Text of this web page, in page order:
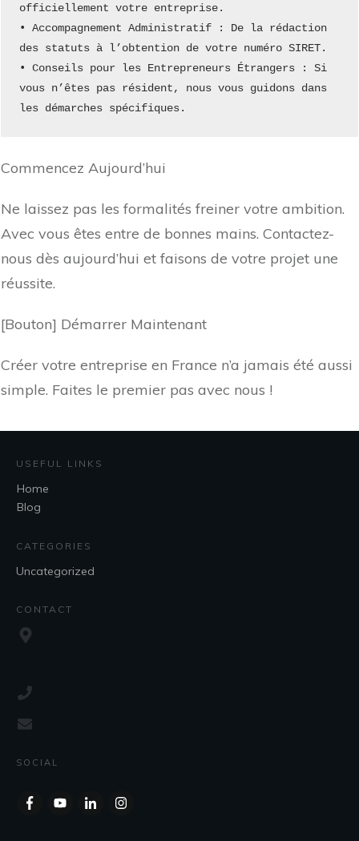
officiellement votre entreprise.
• Accompagnement Administratif : De la rédaction
des statuts à l’obtention de votre numéro SIRET.
• Conseils pour les Entrepreneurs Étrangers : Si
vous n’êtes pas résident, nous vous guidons dans
les démarches spécifiques.
Commencez Aujourd’hui
Ne laissez pas les formalités freiner votre ambition.
Avec vous êtes entre de bonnes mains. Contactez-
nous dès aujourd’hui et faisons de votre projet une
réussite.
[Bouton] Démarrer Maintenant
Créer votre entreprise en France n’a jamais été aussi
simple. Faites le premier pas avec nous !
USEFUL LINKS
Home
Blog
CATEGORIES
Uncategorized
CONTACT
SOCIAL